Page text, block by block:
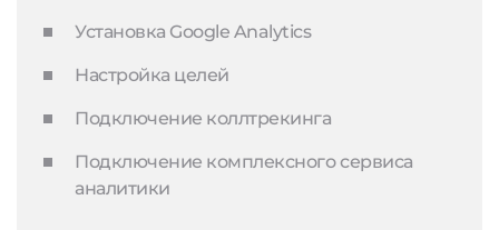
Установка Google Analytics
Настройка целей
Подключение коллтрекинга
Подключение комплексного сервиса
аналитики